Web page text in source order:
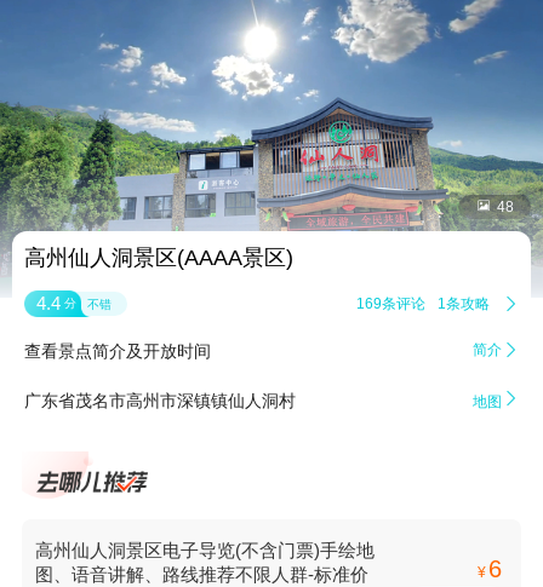
 48
高州仙人洞景区(AAAA景区)
4.4 分 不错 169条评论 1条攻略 
查看景点简介及开放时间 简介 
广东省茂名市高州市深镇镇仙人洞村 地图 
高州仙人洞景区电子导览(不含门票)手绘地
图、语音讲解、路线推荐不限人群-标准价
¥ 6